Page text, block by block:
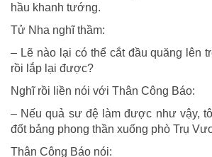
hầu khanh tướng.
Tử Nha nghĩ thầm:
– Lẽ nào lại có thể cắt đầu quăng lên
rồi lắp lại được?
Nghĩ rồi liền nói với Thân Công Báo:
– Nếu quả sư đệ làm được như vậy,
đốt bảng phong thần xuống phò Trụ
Thân Công Báo nói: